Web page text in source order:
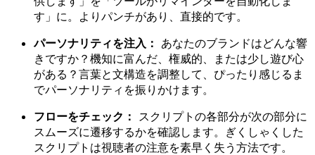
す」に。よりパンチがあり、直接的です。
パーソナリティを注入： あなたのブランドはどんな響
きですか？機知に富んだ、権威的、または少し遊び心
がある？言葉と文構造を調整して、ぴったり感じるま
でパーソナリティを振りかけます。
フローをチェック：
スクリプトの各部分が次の部分に
スムーズに遷移するかを確認します。ぎくしゃくした
スクリプトは視聴者の注意を素早く失う方法です。